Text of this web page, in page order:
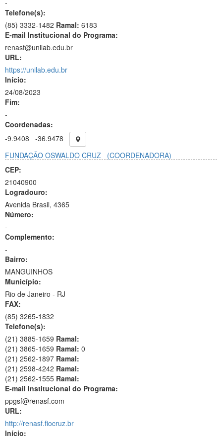
-
Telefone(s):
(85) 3332-1482 Ramal: 6183
E-mail Institucional do Programa:
renasf@unilab.edu.br
URL:
https://unilab.edu.br
Início:
24/08/2023
Fim:
-
Coordenadas:
-9.9408
-36.9478
FUNDAÇÃO OSWALDO CRUZ
(COORDENADORA)
CEP:
21040900
Logradouro:
Avenida Brasil, 4365
Número:
-
Complemento:
-
Bairro:
MANGUINHOS
Município:
Rio de Janeiro - RJ
FAX:
(85) 3265-1832
Telefone(s):
(21) 3885-1659 Ramal:
(21) 3865-1659 Ramal: 0
(21) 2562-1897 Ramal:
(21) 2598-4242 Ramal:
(21) 2562-1555 Ramal:
E-mail Institucional do Programa:
ppgsf@renasf.com
URL:
http://renasf.fiocruz.br
Início: